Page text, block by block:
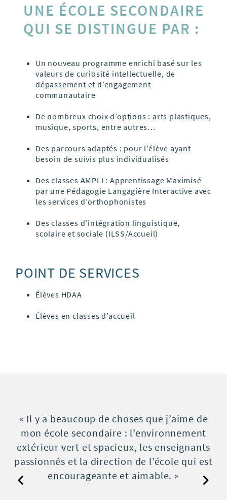
UNE ÉCOLE SECONDAIRE
QUI SE DISTINGUE PAR :
Un nouveau programme enrichi basé sur les
valeurs de curiosité intellectuelle, de
dépassement et d’engagement
communautaire
De nombreux choix d’options : arts plastiques,
musique, sports, entre autres…
Des parcours adaptés : pour l’élève ayant
besoin de suivis plus individualisés
Des classes AMPLI : Apprentissage Maximisé
par une Pédagogie Langagière Interactive avec
les services d’orthophonistes
Des classes d’intégration linguistique,
scolaire et sociale (ILSS/Accueil)
POINT DE SERVICES
Élèves HDAA
Élèves en classes d’accueil
de
qui est
« J’adore mon école. Le
dramatique, la grande scène,
C’est une école chaleureuse où
chez soi. Les enseignants et le
sont fantastiques. »